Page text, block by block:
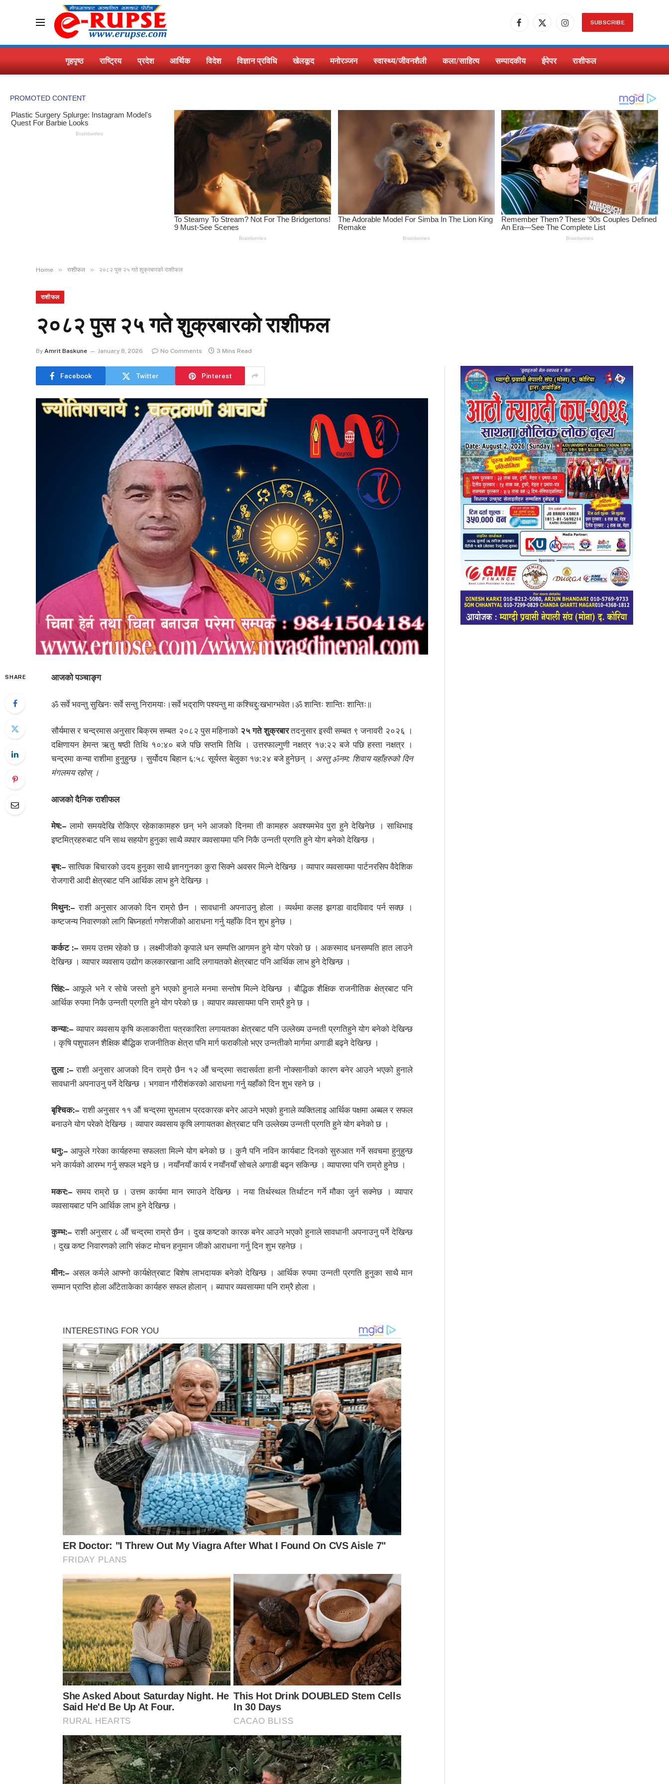
Facebook
X
Instagram
SUBSCRIBE
गृहपृष्ठ राष्ट्रिय प्रदेश आर्थिक विदेश विज्ञान प्रविधि खेलकूद मनोरञ्जन स्वास्थ्य/जीवनशैली कला/साहित्य सम्पादकीय ईपेपर राशीफल
Home » राशीफल » २०८२ पुस २५ गते शुक्रबारको राशीफल
राशीफल
२०८२ पुस २५ गते शुक्रबारको राशीफल
By Amrit Baskune January 8, 2026 No Comments 3 Mins Read
Facebook Twitter Pinterest
SHARE आजको पञ्चाङ्ग
ॐ सर्वे भवन्तु सुखिनः सर्वे सन्तु निरामयाः।सर्वे भद्राणि पश्यन्तु मा कश्चिद्दुःखभाग्भवेत।ॐ शान्तिः शान्तिः शान्तिः॥
सौर्यमास र चन्द्रमास अनुसार बिक्रम सम्बत २०८२ पुस महिनाको २५ गते शुक्रबारतदनुसार इस्वी सम्बत ९ जनावरी २०२६ ।
दक्षिणायन हेमन्त ऋतु षष्ठी तिथि १०:४० बजे पछि सप्तमि तिथि । उत्तरफाल्गुणी नक्षत्र १७:२२ बजे पछि हस्ता नक्षत्र ।
चन्द्रमा कन्या राशीमा हुनुहुन्छ । सुर्योदय बिहान ६:५८ सूर्यस्त बेलुका १७:२४ बजे हुनेछन् । अस्तु ॐनम: शिवाय यहाँहरुको दिन
मंगलमय रहोस् ।
आजको दैनिक राशीफल
मेष:– लामो समयदेखि रोकिएर रहेकाकामहरु छन् भने आजको दिनमा ती कामहरु अवश्यमभेव पुरा हुने देखिनेछ । साथिभाइ
इष्टमित्रहरुबाट पनि साथ सहयोग हुनुका साथै व्यपार व्यवसायमा पनि निकै उन्नती प्रगति हुने योग बनेको देखिन्छ ।
बृष:– सात्विक बिचारको उदय हुनुका साथै ज्ञानगुनका कुरा सिक्ने अवसर मिल्ने देखिन्छ । व्यापार व्यवसायमा पार्टनरसिप वैदेशिक
रोजगारी आदी क्षेत्रबाट पनि आर्थिक लाभ हुने देखिन्छ ।
मिथुन:– राशी अनुसार आजको दिन राम्रो छैन । सावधानी अपनाउनु होला । व्यर्थमा कलह झगडा वादविवाद पर्न सक्छ ।
कष्टजन्य निवारणको लागि बिघ्नहर्ता गणेशजीको आराधना गर्नु यहाँके दिन शुभ हुनेछ ।
कर्कट :– समय उत्तम रहेको छ । लक्ष्मीजीको कृपाले धन सम्पत्ति आगमन हुने योग परेको छ । अकस्माद धनसम्पति हात लाउने
देखिन्छ । व्यापार व्यवसाय उद्योग कलकारखाना आदि लगायतको क्षेत्रबाट पनि आर्थिक लाभ हुने देखिन्छ ।
सिंह:– आफूले भने र सोचे जस्तो हुने भएको हुनाले मनमा सन्तोष मिल्ने देखिन्छ । बौद्धिक शैक्षिक राजनीतिक क्षेत्रबाट पनि
आर्थिक रुपमा निकै उन्नती प्रगति हुने योग परेको छ । व्यापार व्यवसायमा पनि राम्रै हुने छ ।
कन्या:– व्यापार व्यवसाय कृषि कलाकारीता पत्रकारिता लगायतका क्षेत्रबाट पनि उल्लेख्य उन्नती प्रगतिहुने योग बनेको देखिन्छ
। कृषि पशुपालन शैक्षिक बौद्धिक राजनीतिक क्षेत्रा पनि मार्ग फराकीलो भएर उन्नतीको मार्गमा अगाडी बढ्ने देखिन्छ ।
तुला :–राशी अनुसार आजको दिन राम्रो छैन १२ औं चन्द्रमा सदासर्वता हानी नोक्सानीको कारण बनेर आउने भएको हुनाले
सावधानी अपनाउनु पर्ने देखिन्छ । भगवान गौरीशंकरको आराधना गर्नु यहाँको दिन शुभ रहने छ ।
बृश्चिक:– राशी अनुसार ११ औं चन्द्रमा सुभलाभ प्रदकारक बनेर आउने भएको हुनाले व्यक्तिलाइ आर्थिक पक्षमा अब्बल र सफल
बनाउने योग परेको देखिन्छ । व्यापार व्यवसाय कृषि लगायतका क्षेत्रबाट पनि उल्लेख्य उन्नती प्रगति हुने योग बनेको छ ।
धनु:– आफुले गरेका कार्यहरुमा सफलता मिल्ने योग बनेको छ । कुनै पनि नविन कार्यबाट दिनको सुरुआत गर्ने सवचमा हुनुहुन्छ
भने कार्यको आरम्भ गर्नु सफल भइने छ । नयाँनयाँ कार्य र नयाँनयाँ सोचले अगाडी बढ्न सकिन्छ । व्यापारमा पनि राम्रो हुनेछ ।
मकर:– समय राम्रो छ । उत्तम कार्यमा मान रमाउने देखिन्छ । नया तिर्थस्थल तिर्थाटन गर्ने मौका जुर्न सक्नेछ । व्यापार
व्यवसायबाट पनि आर्थिक लाभ हुने देखिन्छ ।
कुम्भ:– राशी अनुसार ८ औं चन्द्रमा राम्रो छैन । दुख कष्टको कारक बनेर आउने भएको हुनाले सावधानी अपनाउनु पर्ने देखिन्छ
। दुख कष्ट निवारणको लागि संकट मोचन हनुमान जीको आराधना गर्नु दिन शुभ रहनेछ ।
मीन:– असल कर्मले आफ्नो कार्यक्षेत्रबाट बिशेष लाभदायक बनेको देखिन्छ । आर्थिक रुपमा उन्नती प्रगति हुनुका साथै मान
सम्मान प्राप्ति होला आँटेताकेका कार्यहरु सफल होलान् । ब्यापार व्यवसायमा पनि राम्रै होला ।